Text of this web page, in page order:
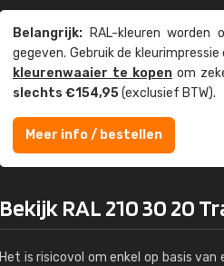
Belangrijk: RAL-kleuren
gegeven. Gebruik de
kleuren­waaier te kopenom
slechts €154,95(exclusief BTW).
Meer info / bestellen
Bekijk RAL 210 30 20
Het is risicovol om enkel op basis